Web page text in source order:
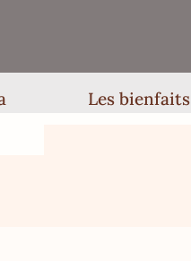
Les bienfaits